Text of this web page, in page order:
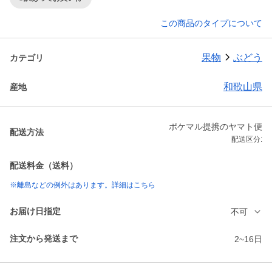
この商品のタイプについて
カテゴリ 果物 ぶどう
産地 和歌山県
配送方法
ポケマル提携のヤマト便
配送区分:
配送料金（送料）
※離島などの例外はあります。詳細はこちら
お届け日指定 不可
注文から発送まで 2~16日